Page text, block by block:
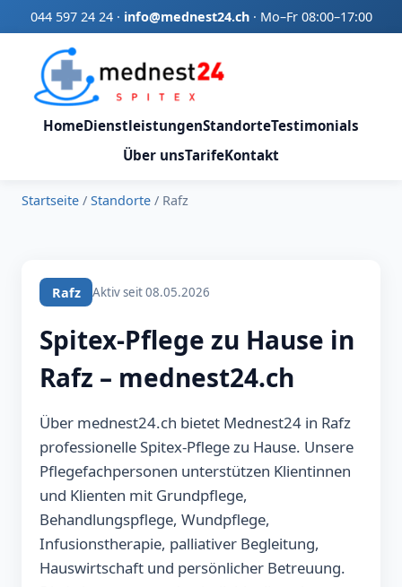
044 597 24 24· info@mednest24.ch· Mo–Fr 08:00–17:00
HomeDienstleistungenStandorteTestimonials
Über unsTarifeKontakt
Startseite / Standorte / Rafz
Rafz Aktiv seit 08.05.2026
Spitex-Pflege zu Hause in
Rafz – mednest24.ch
Über mednest24.ch bietet Mednest24 in Rafz
professionelle Spitex-Pflege zu Hause. Unsere
Pflegefachpersonen unterstützen Klientinnen
und Klienten mit Grundpflege,
Behandlungspflege, Wundpflege,
Infusionstherapie, palliativer Begleitung,
Hauswirtschaft und persönlicher Betreuung.